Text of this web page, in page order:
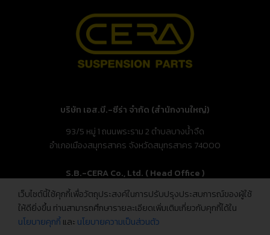
บริษัท เอส.บี.-ซีร่า จำกัด (สำนักงานใหญ่)
93/5 หมู่ 1 ถนนพระราม 2 ตำบลบางน้ำจืด
อำเภอเมืองสมุทรสาคร จังหวัดสมุทรสาคร 74000
S.B.-CERA Co., Ltd. ( Head Office )
93/5 Moo.1, Rama 2 Rd., Bang Nam Chuet,
Mueang Samut Sakhon, Samut Sakhon 74000, Thailand
เว็บไซต์นี้ใช้คุกกี้เพื่อวัตถุประสงค์ในการปรับปรุงประสบการณ์ของผู้ใช้
ให้ดียิ่งขึ้น ท่านสามารถศึกษารายละเอียดเพิ่มเติมเกี่ยวกับคุกกี้ได้ใน
นโยบายคุกกี้และ นโยบายความเป็นส่วนตัว